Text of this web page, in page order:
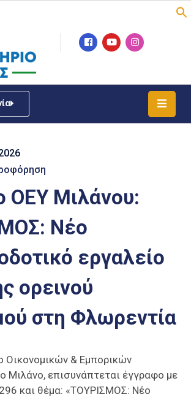
ΟΕΥ Μιλάνου:
Νέο
εργαλείο
ορεινού
στη Φλωρεντία
Οικονομικών & Εμπορικών
Μιλάνο, επισυνάπτεται έγγραφο με
και θέμα: «ΤΟΥΡΙΣΜΟΣ: Νέο